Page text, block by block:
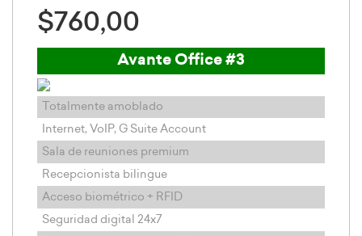
$760,00
Avante Office #3
Totalmente amoblado
Internet, VoIP, G Suite Account
Sala de reuniones premium
Recepcionista bilingue
Acceso biométrico + RFID
Seguridad digital 24x7